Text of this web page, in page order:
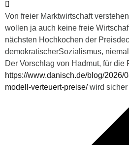
Von freier Marktwirtschaft
wollen ja auch keine freie
nächsten Hochkochen der
demokratischerSozialismus,
Der Vorschlag von Hadmut, für die
https://www.danisch.de/blog/2026/
modell-verteuert-preise/wird sicher